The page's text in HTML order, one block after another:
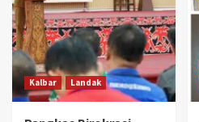
Kalbar Landak